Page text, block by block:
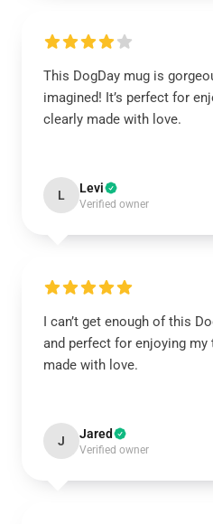
This DogDay mug is
imagined! It’s perfect for
clearly made with love.
L Levi
Verified owner
I can’t get enough of this
and perfect for enjoying my
made with love.
J Jared
Verified owner